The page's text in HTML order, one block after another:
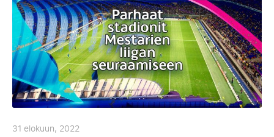
31 elokuun, 2022